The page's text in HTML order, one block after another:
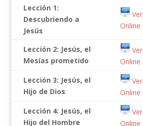
Lección 1:
Descubriendo a
Jesús
Ver
Online
Lección 2: Jesús, el
Mesías prometido
Ver
Online
Lección 3: Jesús, el
Hijo de Dios
Ver
Online
Lección 4: Jesús, el
Hijo del Hombre
Ver
Online